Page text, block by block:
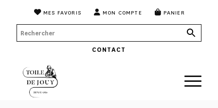
MES FAVORIS MON COMPTE PANIER
CONTACT